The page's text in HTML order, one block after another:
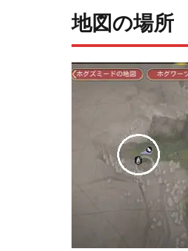
地図の場所